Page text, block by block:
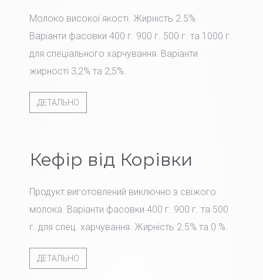
Молоко високої якості. Жирність 2.5%.
Варіанти фасовки 400 г. 900 г. 500 г. та 1000 г.
для спеціального харчування. Варіанти
жирності 3,2% та 2,5%.
ДЕТАЛЬНО
Кефір від Корівки
Продукт виготовлений виключно з свіжого
молока. Варіанти фасовки 400 г. 900 г. та 500
г. для спец. харчування. Жирність 2.5% та 0 %.
ДЕТАЛЬНО